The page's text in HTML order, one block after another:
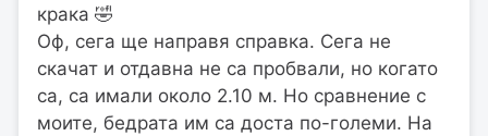
крака 🤣
Оф, сега ще направя справка. Сега не
скачат и отдавна не са пробвали, но когато
са, са имали около 2.10 м. Но сравнение с
моите, бедрата им са доста по-големи. На